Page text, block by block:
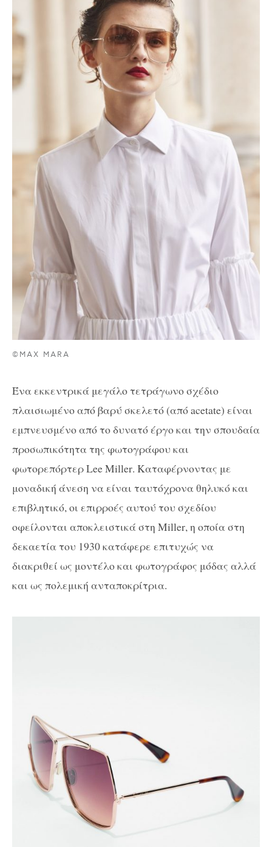
©MAX MARA
Ένα εκκεντρικά μεγάλο τετράγωνο σχέδιο
πλαισιωμένο από βαρύ σκελετό (απόacetate) είναι
εμπνευσμένο από το δυνατό έργο και την σπουδαία
προσωπικότητα της φωτογράφου και
φωτορεπόρτερLee Miller. Καταφέρνοντας με
μοναδική άνεση να είναι ταυτόχρονα θηλυκό και
επιβλητικό, οι επιρροές αυτού του σχεδίου
οφείλονται αποκλειστικά στη Miller, η οποία στη
δεκαετία του 1930 κατάφερε επιτυχώς να
διακριθεί ως μοντέλο και φωτογράφος μόδας αλλά
και ως πολεμική ανταποκρίτρια.